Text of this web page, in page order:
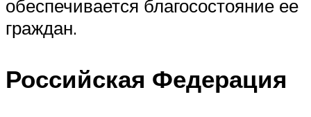
обеспечивается благосостояние ее
граждан.
Российская Федерация